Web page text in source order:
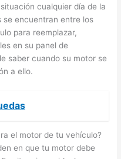
cualquier día de la
se encuentran entre los
para reemplazar,
en su panel de
saber cuando su motor se
a ello.
el motor de tu vehículo?
en que tu motor debe